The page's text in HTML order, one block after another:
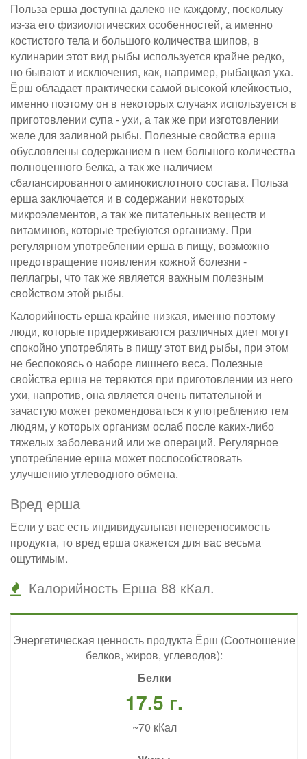
Польза ерша доступна далеко не каждому, поскольку
из-за его физиологических особенностей, а именно
костистого тела и большого количества шипов, в
кулинарии этот вид рыбы используется крайне редко,
но бывают и исключения, как, например, рыбацкая уха.
Ёрш обладает практически самой высокой клейкостью,
именно поэтому он в некоторых случаях используется в
приготовлении супа - ухи, а так же при изготовлении
желе для заливной рыбы. Полезные свойства ерша
обусловлены содержанием в нем большого количества
полноценного белка, а так же наличием
сбалансированного аминокислотного состава. Польза
ерша заключается и в содержании некоторых
микроэлементов, а так же питательных веществ и
витаминов, которые требуются организму. При
регулярном употреблении ерша в пищу, возможно
предотвращение появления кожной болезни -
пеллагры, что так же является важным полезным
свойством этой рыбы.
Калорийность ерша крайне низкая, именно поэтому
люди, которые придерживаются различных диет могут
спокойно употреблять в пищу этот вид рыбы, при этом
не беспокоясь о наборе лишнего веса. Полезные
свойства ерша не теряются при приготовлении из него
ухи, напротив, она является очень питательной и
зачастую может рекомендоваться к употреблению тем
людям, у которых организм ослаб после каких-либо
тяжелых заболеваний или же операций. Регулярное
употребление ерша может поспособствовать
улучшению углеводного обмена.
Вред ерша
Если у вас есть индивидуальная непереносимость
продукта, то вред ерша окажется для вас весьма
ощутимым.
Калорийность Ерша 88 кКал.
Энергетическая ценность продукта Ёрш (Соотношение
белков, жиров, углеводов):
Белки
17.5 г.
~70 кКал